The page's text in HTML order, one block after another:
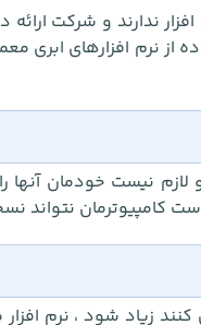
افزار ندارند و شرکت
از نرم افزارهای ابری
نیست خودمان آنها
کامپیوترمان نتواند
کنند زیاد شود ، نرم